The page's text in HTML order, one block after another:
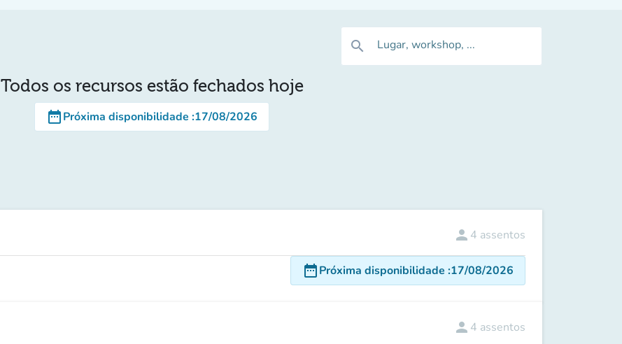
search Lugar, workshop, ...
Todos os recursos estão fechados hoje
date_rangePróxima disponibilidade :17/08/2026
person 4 assentos
date_rangePróxima disponibilidade :17/08/2026
person 4 assentos